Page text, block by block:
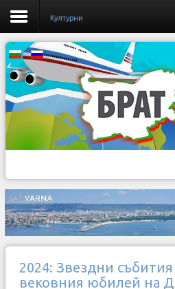
Културни
2024: Звездни
вековния юбилей на